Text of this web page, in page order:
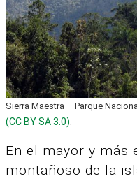
Sierra Maestra – Parque
(CC BY SA 3.0).
En el mayor y más
montañoso de la